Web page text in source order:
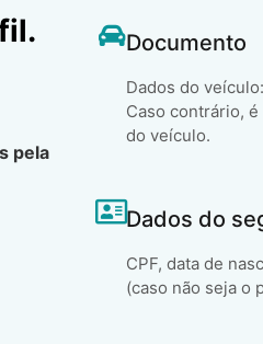
pela
Documento
Dados do
Caso contrário,
do veículo.
Dados do
CPF, data de
(caso não seja o